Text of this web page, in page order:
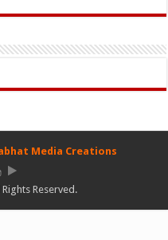
Media Creations
Reserved.